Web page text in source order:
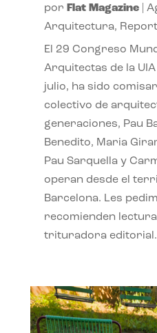
por Flat Magazine|
Arquitectura,
El 29 Congreso
Arquitectas de la
julio, ha sido
colectivo de
generaciones, Pau
Benedito, Maria
Pau Sarquella y
operan desde el
Barcelona. Les
recomienden
trituradora editorial.